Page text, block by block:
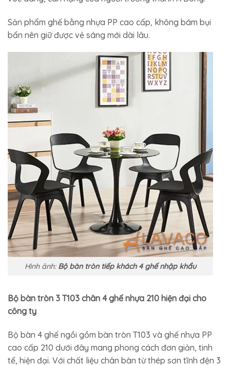
Sản phẩm ghế bằng nhựa PP cao cấp, không bám bụi
bẩn nên giữ được vẻ sáng mới dài lâu.
Hình ảnh: Bộ bàn tròn tiếp khách 4 ghế nhập khẩu
Bộ bàn tròn 3 T103 chân 4 ghế nhựa 210 hiện đại cho
công ty
Bộ bàn 4 ghế ngồi gồm bàn tròn T103 và ghế nhựa PP
cao cấp 210 dưới đây mang phong cách đơn giản, tinh
tế, hiện đại. Với chất liệu chân bàn từ thép sơn tĩnh đện 3